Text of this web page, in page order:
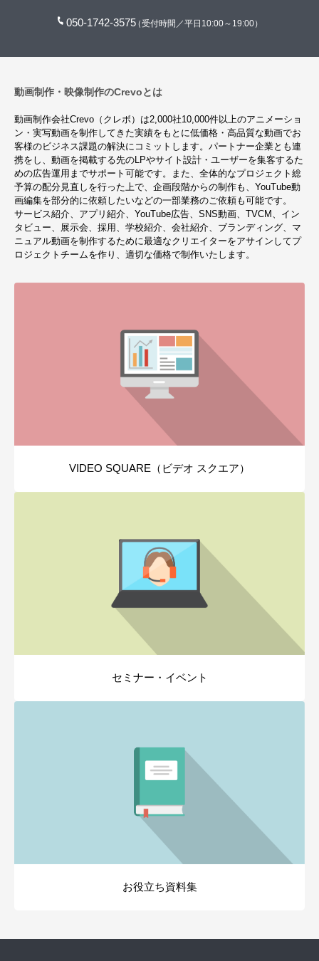
050-1742-3575（受付時間／平日10:00～19:00）
動画制作・映像制作のCrevoとは
動画制作会社Crevo（クレボ）は2,000社10,000件以上のアニメーショ
ン・実写動画を制作してきた実績をもとに低価格・高品質な動画でお
客様のビジネス課題の解決にコミットします。パートナー企業とも連
携をし、動画を掲載する先のLPやサイト設計・ユーザーを集客するた
めの広告運用までサポート可能です。また、全体的なプロジェクト総
予算の配分見直しを行った上で、企画段階からの制作も、YouTube動
画編集を部分的に依頼したいなどの一部業務のご依頼も可能です。
サービス紹介、アプリ紹介、YouTube広告、SNS動画、TVCM、イン
タビュー、展示会、採用、学校紹介、会社紹介、ブランディング、マ
ニュアル動画を制作するために最適なクリエイターをアサインしてプ
ロジェクトチームを作り、適切な価格で制作いたします。
VIDEO SQUARE（ビデオ スクエア）
セミナー・イベント
お役立ち資料集